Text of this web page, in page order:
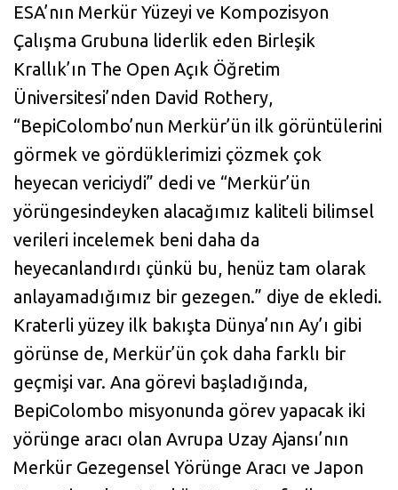
ESA’nın Merkür Yüzeyi ve Kompozisyon
Çalışma Grubuna liderlik eden Birleşik
Krallık’ın The Open Açık Öğretim
Üniversitesi’nden David Rothery,
“BepiColombo’nun Merkür’ün ilk görüntülerini
görmek ve gördüklerimizi çözmek çok
heyecan vericiydi” dedi ve “Merkür’ün
yörüngesindeyken alacağımız kaliteli bilimsel
verileri incelemek beni daha da
heyecanlandırdı çünkü bu, henüz tam olarak
anlayamadığımız bir gezegen.” diye de ekledi.
Kraterli yüzey ilk bakışta Dünya’nın Ay’ı gibi
görünse de, Merkür’ün çok daha farklı bir
geçmişi var. Ana görevi başladığında,
BepiColombo misyonunda görev yapacak iki
yörünge aracı olan Avrupa Uzay Ajansı’nın
Merkür Gezegensel Yörünge Aracı ve Japon